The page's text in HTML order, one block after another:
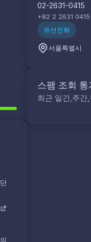
02-2631-0415
+82 2 2631 0415
유선전화
서울특별시
스팸 조회 통
최근 일간,주간